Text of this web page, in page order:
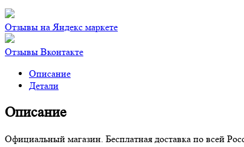
Отзывы на Яндекс маркете
Отзывы Вконтакте
Описание
Детали
Описание
Официальный магазин. Бесплатная доставка по всей